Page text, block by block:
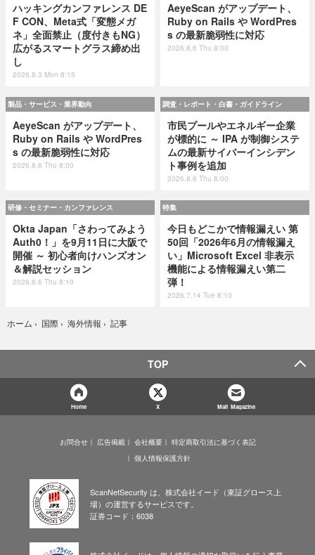
ハッキングカンファレンス DE
F CON、Meta式「変態メガ
ネ」全面禁止（度付きもNG）
広がるスマートグラス締め出
し
2026.8.3 Mon 8:15
AeyeScan がアップデート、
Ruby on Rails や WordPres
s の最新脆弱性に対応
2026.8.6 Thu 8:00
製品・サービス・業界動向
AeyeScan がアップデート、
Ruby on Rails や WordPres
s の最新脆弱性に対応
2026.8.6 Thu 8:00
調査・レポート・白書・ガイドライン
市民プールやエネルギー企業
が標的に ～ IPA が制御システ
ムの最新サイバーインシデン
ト事例を追加
2026.8.6 Thu 8:00
研修・セミナー・カンファレンス
Okta Japan「さわってみよう
Auth0！」を9月11日に大阪で
開催 ～ 初心者向けハンズオン
＆解説セッション
2026.8.6 Thu 8:10
特集
今日もどこかで情報漏えい 第
50回「2026年6月の情報漏え
い」Microsoft Excel 非表示
機能による情報漏えい第二
弾！
2026.7.14 Tue 8:10
ホーム › 国際 › 海外情報 › 記事
TOP
Home X Mail Magazine
お問合せ 広告掲載 会社概要
特定商取引法に基づく表記
個人情報保護方針
ScanNetSecurity は、株式会社イード（東証グロース上
場）の運営するサービスです。
証券コード：6038